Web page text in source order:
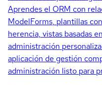
Aprendes el ORM con
ModelForms, plantillas
herencia, vistas basadas
administración
aplicación de gestión
administración listo para